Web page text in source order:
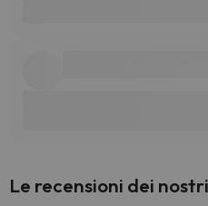
Le recensioni dei